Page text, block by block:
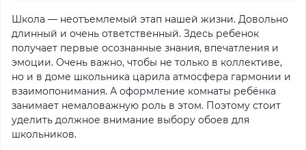
Школа — неотъемлемый этап нашей жизни. Довольно
длинный и очень ответственный. Здесь ребенок
получает первые осознанные знания, впечатления и
эмоции. Очень важно, чтобы не только в коллективе,
но и в доме школьника царила атмосфера гармонии и
взаимопонимания. А оформление комнаты ребёнка
занимает немаловажную роль в этом. Поэтому стоит
уделить должное внимание выбору обоев для
школьников.